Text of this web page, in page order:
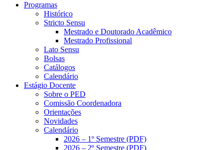
Programas
Histórico
Stricto Sensu
Mestrado e Doutorado Acadêmico
Mestrado Profissional
Lato Sensu
Bolsas
Catálogos
Calendário
Estágio Docente
Sobre o PED
Comissão Coordenadora
Orientações
Novidades
Calendário
2026 – 1º Semestre (PDF)
2026 – 2º Semestre (PDF)